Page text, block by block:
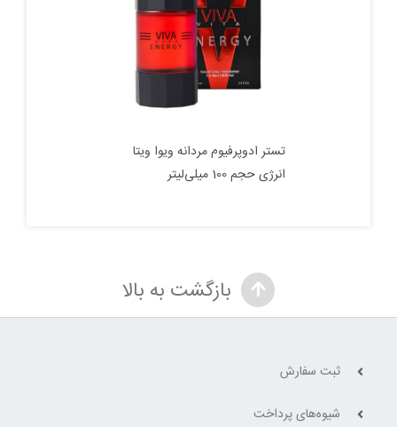
بود.
تستر ادوپرفیوم مردانه‌ ویوا ویتا
انرژی حجم 100 میلی‌لیتر
بازگشت به بالا
ثبت سفارش
شیوه‌های پرداخت